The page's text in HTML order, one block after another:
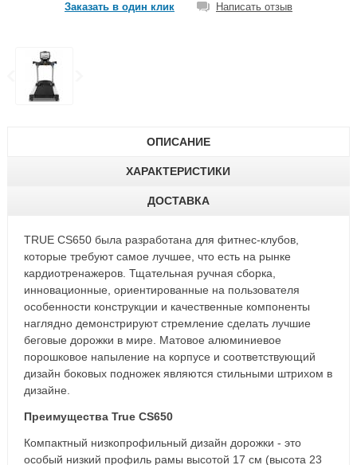
Заказать в один клик Написать отзыв
ОПИСАНИЕ
ХАРАКТЕРИСТИКИ
ДОСТАВКА
TRUE CS650 была разработана для фитнес-клубов,
которые требуют самое лучшее, что есть на рынке
кардиотренажеров. Тщательная ручная сборка,
инновационные, ориентированные на пользователя
особенности конструкции и качественные компоненты
наглядно демонстрируют стремление сделать лучшие
беговые дорожки в мире. Матовое алюминиевое
порошковое напыление на корпусе и соответствующий
дизайн боковых подножек являются стильными штрихом в
дизайне.
Преимущества True CS650
Компактный низкопрофильный дизайн дорожки - это
особый низкий профиль рамы высотой 17 см (высота 23